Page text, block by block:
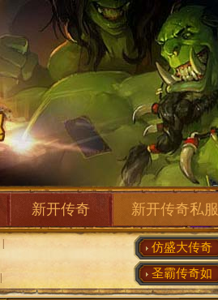
新开传奇 新开传奇私服
仿盛大传奇
圣霸传奇如